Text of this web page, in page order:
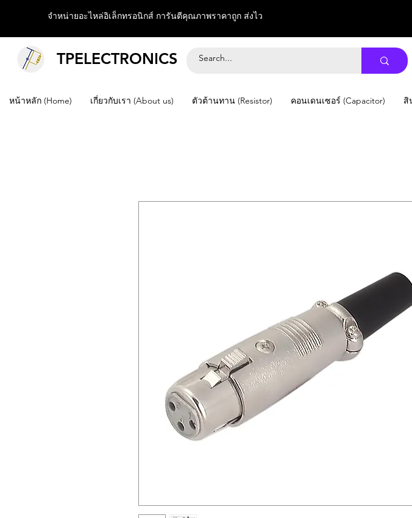
จำหน่ายอะไหล่อิเล็กทรอนิกส์ การันตีคุณภาพราคาถูก ส่งไว
TPELECTRONICS
หน้าหลัก (Home) เกี่ยวกับเรา (About us) ตัวต้านทาน (Resistor) คอนเดนเซอร์ (Capacitor) สิ